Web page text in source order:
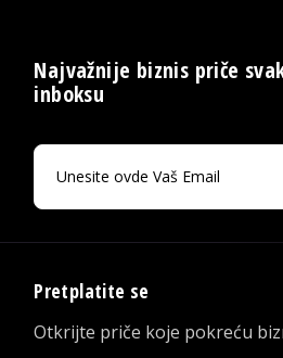
Najvažnije biznis priče
inboksu
Pretplatite se
Otkrijte priče koje pokreću